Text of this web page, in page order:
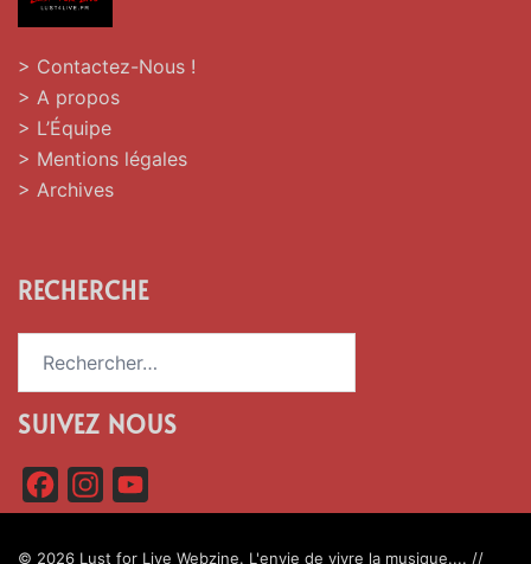
> Contactez-Nous !
> A propos
> L’Équipe
> Mentions légales
> Archives
RECHERCHE
SUIVEZ NOUS
a
c
n
s
o
u
© 2026 Lust for Live Webzine. L'envie de vivre la musique.... //